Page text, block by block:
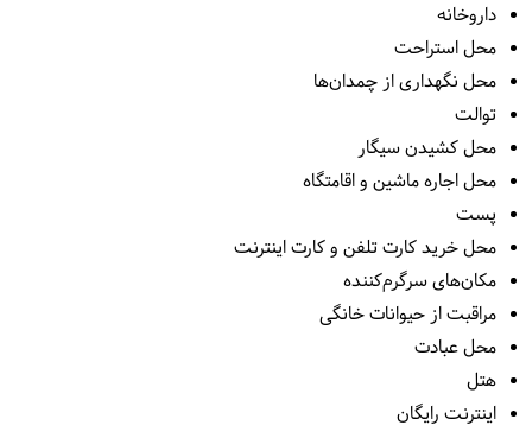
داروخانه
محل استراحت
محل نگهداری از چمدان‌ها
توالت
محل کشیدن سیگار
محل اجاره ماشین و اقامتگاه
پست
محل خرید کارت تلفن و کارت اینترنت
مکان‌های سرگرم‌کننده
مراقبت از حیوانات خانگی
محل عبادت
هتل
اینترنت رایگان